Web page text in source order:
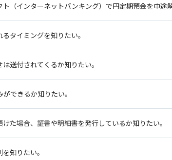
ト（インターネットバンキング）で円定期預金を中途
タイミングを知りたい。
送付されてくるか知りたい。
できるか知りたい。
けた場合、証書や明細書を発行しているか知りたい。
知りたい。